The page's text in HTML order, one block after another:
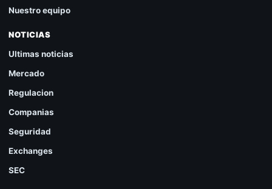
Nuestro equipo
NOTICIAS
Ultimas noticias
Mercado
Regulacion
Companias
Seguridad
Exchanges
SEC